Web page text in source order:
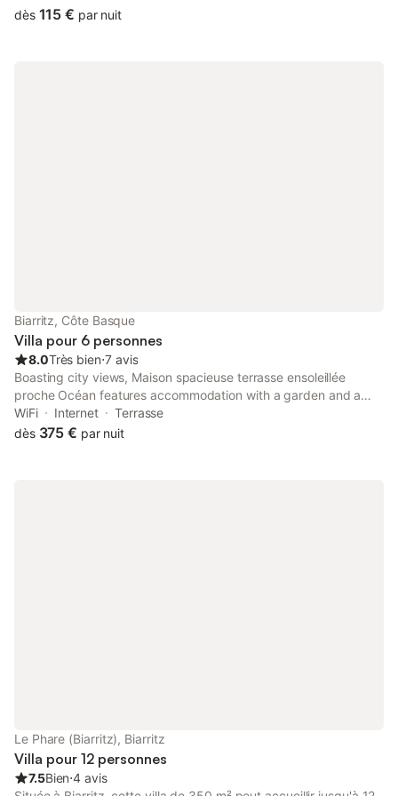
dès 115 € par nuit
Biarritz, Côte Basque
Villa pour 6 personnes
8.0Très bien⋅7 avis
Boasting city views, Maison spacieuse terrasse ensoleillée
proche Océan features accommodation with a garden and a
terrace, around 2.8 km from Biarritz Train Station.
WiFi Internet
Terrasse
dès 375 € par nuit
Le Phare (Biarritz), Biarritz
Villa pour 12 personnes
7.5Bien⋅4 avis